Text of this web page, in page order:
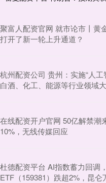
聚富人配资官网 就市论市丨黄
打开了新一轮上升通道？
杭州配资公司 贵州：实施“人
白酒、化工、能源等行业领域
在线配资开户官网 50亿解禁潮
10%，无线传媒回应
杜德配资平台 AI指数蓄力回调
ETF（159381）跌超2%，昆仑